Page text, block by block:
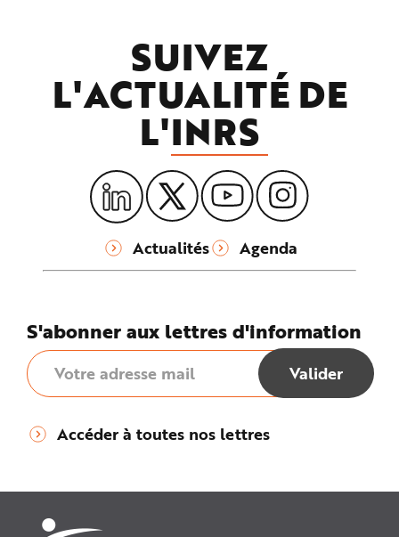
SUIVEZ
L'ACTUALITÉ DE
L'INRS
Actualités Agenda
S'abonner aux lettres d'information
Accéder à toutes nos lettres